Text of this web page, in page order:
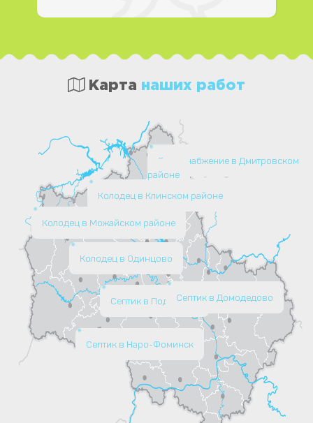
Карта наших работ
Колодец в Одинцово
Септик в Подольске
Септик в Наро-Фоминск
Колодец в Клинском районе
Колодец в Можайском районе
Водоснабжение в Дмитровском
районе
Септик в Домодедово